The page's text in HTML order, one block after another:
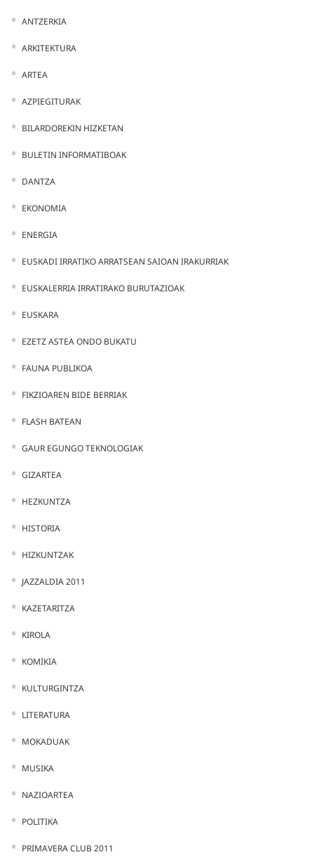
ANTZERKIA
ARKITEKTURA
ARTEA
AZPIEGITURAK
BILARDOREKIN HIZKETAN
BULETIN INFORMATIBOAK
DANTZA
EKONOMIA
ENERGIA
EUSKADI IRRATIKO ARRATSEAN SAIOAN IRAKURRIAK
EUSKALERRIA IRRATIRAKO BURUTAZIOAK
EUSKARA
EZETZ ASTEA ONDO BUKATU
FAUNA PUBLIKOA
FIKZIOAREN BIDE BERRIAK
FLASH BATEAN
GAUR EGUNGO TEKNOLOGIAK
GIZARTEA
HEZKUNTZA
HISTORIA
HIZKUNTZAK
JAZZALDIA 2011
KAZETARITZA
KIROLA
KOMIKIA
KULTURGINTZA
LITERATURA
MOKADUAK
MUSIKA
NAZIOARTEA
POLITIKA
PRIMAVERA CLUB 2011